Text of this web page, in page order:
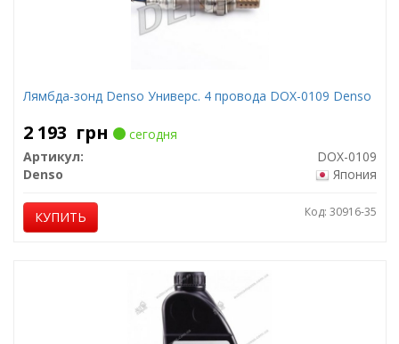
Лямбда-зонд Denso Универс. 4 провода DOX-0109 Denso
2 193 грн
сегодня
Артикул:
DOX-0109
Denso
Япония
КУПИТЬ Код: 30916-35